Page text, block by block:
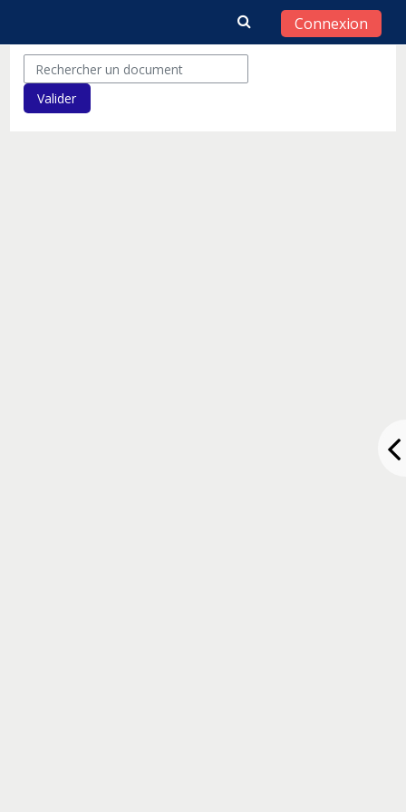
Connexion
Rechercher un document
Valider